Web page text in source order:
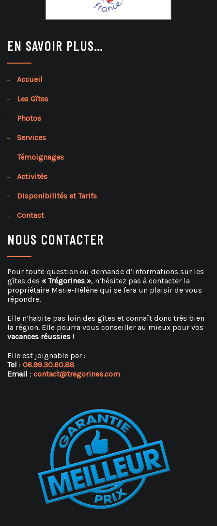
EN SAVOIR PLUS…
Accueil
Les Gîtes
Photos
Services
Témoignages
Activités
Disponibilités et Tarifs
Contact
NOUS CONTACTER
Pour toute question ou demande d’informations sur les
gîtes des « Trégorines », n’hésitez pas à contacter la
propriétaire Marie-Hélène qui se fera un plaisir de vous
répondre.
Elle n’habite pas loin des gîtes et connaît donc très bien
la région. Elle pourra vous conseiller au mieux pour vos
vacances réussies !
Elle est joignable par :
Tel : 06.99.30.60.88
Email : contact@tregorines.com